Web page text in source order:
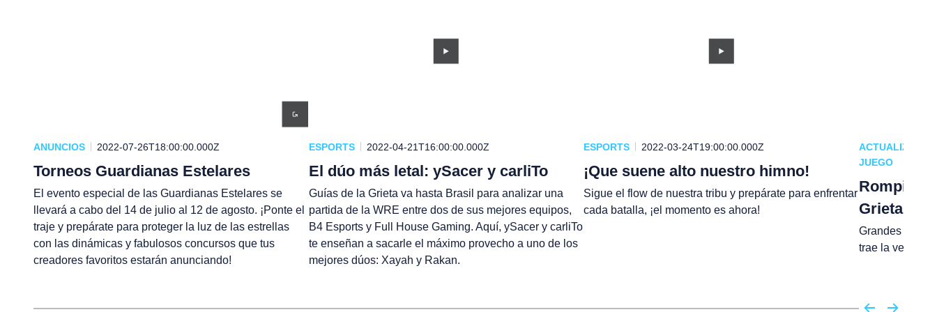
ANUNCIOS 2022-07-26T18:00:00.000Z
Torneos Guardianas Estelares
El evento especial de las Guardianas Estelares se
llevará a cabo del 14 de julio al 12 de agosto. ¡Ponte el
traje y prepárate para proteger la luz de las estrellas
con las dinámicas y fabulosos concursos que tus
creadores favoritos estarán anunciando!
ESPORTS 2022-04-21T16:00:00.000Z
El dúo más letal: ySacer y carliTo
Guías de la Grieta va hasta Brasil para analizar una
partida de la WRE entre dos de sus mejores equipos,
B4 Esports y Full House Gaming. Aquí, ySacer y carliTo
te enseñan a sacarle el máximo provecho a uno de los
mejores dúos: Xayah y Rakan.
ESPORTS 2022-03-24T19:00:00.000Z
¡Que suene alto nuestro himno!
Sigue el flow de nuestra tribu y prepárate para enfrentar
cada batalla, ¡el momento es ahora!
JUEGO
Grieta
Grandes
trae la versión